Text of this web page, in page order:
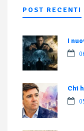
POST RECENTI
I
Chi